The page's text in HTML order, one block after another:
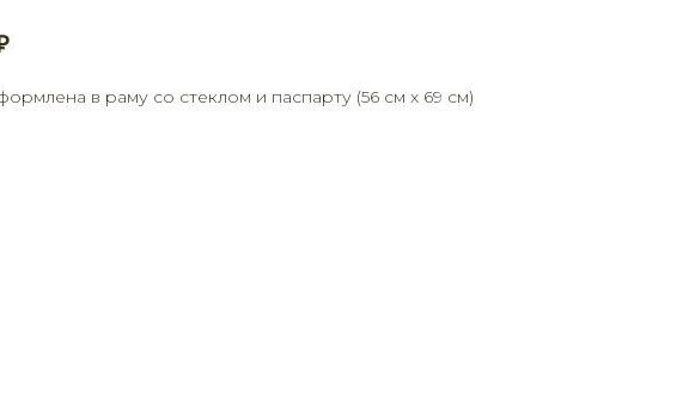
в раму со стеклом и паспарту (56 см х 69 см)